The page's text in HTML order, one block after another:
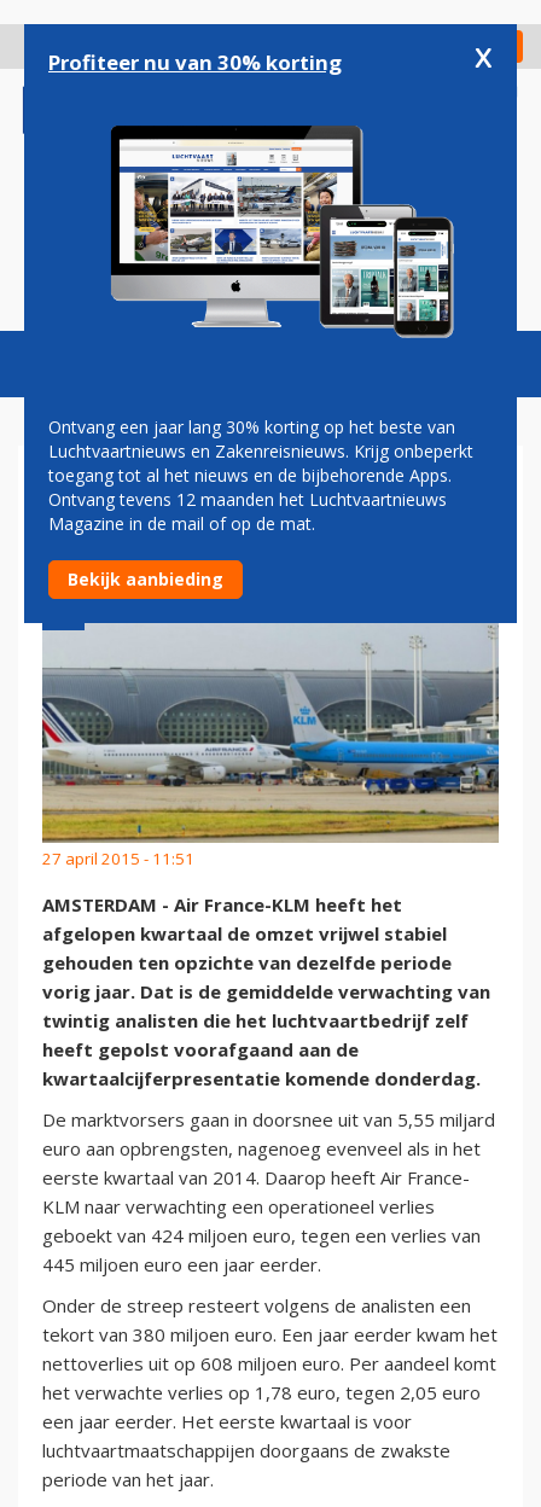
gaan
Check in
Magazine Podcasts Vacatures
STABIELE OMZET VOORZIEN
BIJ AIR FRANCE-KLM
27 april 2015 - 11:51
AMSTERDAM - Air France-KLM heeft het
afgelopen kwartaal de omzet vrijwel stabiel
gehouden ten opzichte van dezelfde periode
vorig jaar. Dat is de gemiddelde verwachting van
twintig analisten die het luchtvaartbedrijf zelf
heeft gepolst voorafgaand aan de
kwartaalcijferpresentatie komende donderdag.
De marktvorsers gaan in doorsnee uit van 5,55 miljard
euro aan opbrengsten, nagenoeg evenveel als in het
eerste kwartaal van 2014. Daarop heeft Air France-
KLM naar verwachting een operationeel verlies
geboekt van 424 miljoen euro, tegen een verlies van
445 miljoen euro een jaar eerder.
Onder de streep resteert volgens de analisten een
tekort van 380 miljoen euro. Een jaar eerder kwam het
nettoverlies uit op 608 miljoen euro. Per aandeel komt
het verwachte verlies op 1,78 euro, tegen 2,05 euro
een jaar eerder. Het eerste kwartaal is voor
luchtvaartmaatschappijen doorgaans de zwakste
periode van het jaar.
Profiteer nu van 30% korting x
Ontvang een jaar lang 30% korting op het beste van
Luchtvaartnieuws en Zakenreisnieuws. Krijg onbeperkt
toegang tot al het nieuws en de bijbehorende Apps.
Ontvang tevens 12 maanden het Luchtvaartnieuws
Magazine in de mail of op de mat.
Bekijk aanbieding